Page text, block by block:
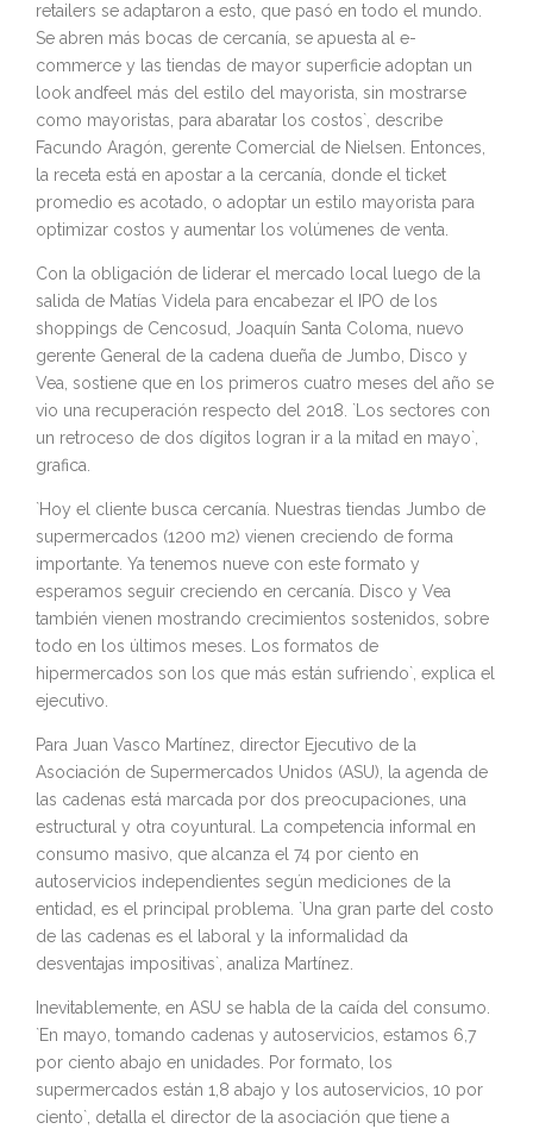
retailers se adaptaron a esto, que pasó en todo el mundo.
Se abren más bocas de cercanía, se apuesta al e-
commerce y las tiendas de mayor superficie adoptan un
look andfeel más del estilo del mayorista, sin mostrarse
como mayoristas, para abaratar los costos`, describe
Facundo Aragón, gerente Comercial de Nielsen. Entonces,
la receta está en apostar a la cercanía, donde el ticket
promedio es acotado, o adoptar un estilo mayorista para
optimizar costos y aumentar los volúmenes de venta.
Con la obligación de liderar el mercado local luego de la
salida de Matías Videla para encabezar el IPO de los
shoppings de Cencosud, Joaquín Santa Coloma, nuevo
gerente General de la cadena dueña de Jumbo, Disco y
Vea, sostiene que en los primeros cuatro meses del año se
vio una recuperación respecto del 2018. `Los sectores con
un retroceso de dos dígitos logran ir a la mitad en mayo`,
grafica.
`Hoy el cliente busca cercanía. Nuestras tiendas Jumbo de
supermercados (1200 m2) vienen creciendo de forma
importante. Ya tenemos nueve con este formato y
esperamos seguir creciendo en cercanía. Disco y Vea
también vienen mostrando crecimientos sostenidos, sobre
todo en los últimos meses. Los formatos de
hipermercados son los que más están sufriendo`, explica el
ejecutivo.
Para Juan Vasco Martínez, director Ejecutivo de la
Asociación de Supermercados Unidos (ASU), la agenda de
las cadenas está marcada por dos preocupaciones, una
estructural y otra coyuntural. La competencia informal en
consumo masivo, que alcanza el 74 por ciento en
autoservicios independientes según mediciones de la
entidad, es el principal problema. `Una gran parte del costo
de las cadenas es el laboral y la informalidad da
desventajas impositivas`, analiza Martínez.
Inevitablemente, en ASU se habla de la caída del consumo.
`En mayo, tomando cadenas y autoservicios, estamos 6,7
por ciento abajo en unidades. Por formato, los
supermercados están 1,8 abajo y los autoservicios, 10 por
ciento`, detalla el director de la asociación que tiene a